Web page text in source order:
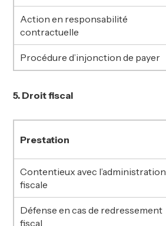
Action en responsabilité
contractuelle
Procédure d’injonction de payer
5. Droit fiscal
Prestation
Contentieux avec l’administration
fiscale
Défense en cas de redressement
fiscal